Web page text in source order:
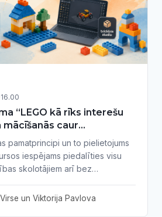
“LEGO kā rīks interešu
mācīšanās caur
pamatprincipi un to pielietojums
iespējams piedalīties visu
skolotājiem arī bez
un Viktorija Pavlova